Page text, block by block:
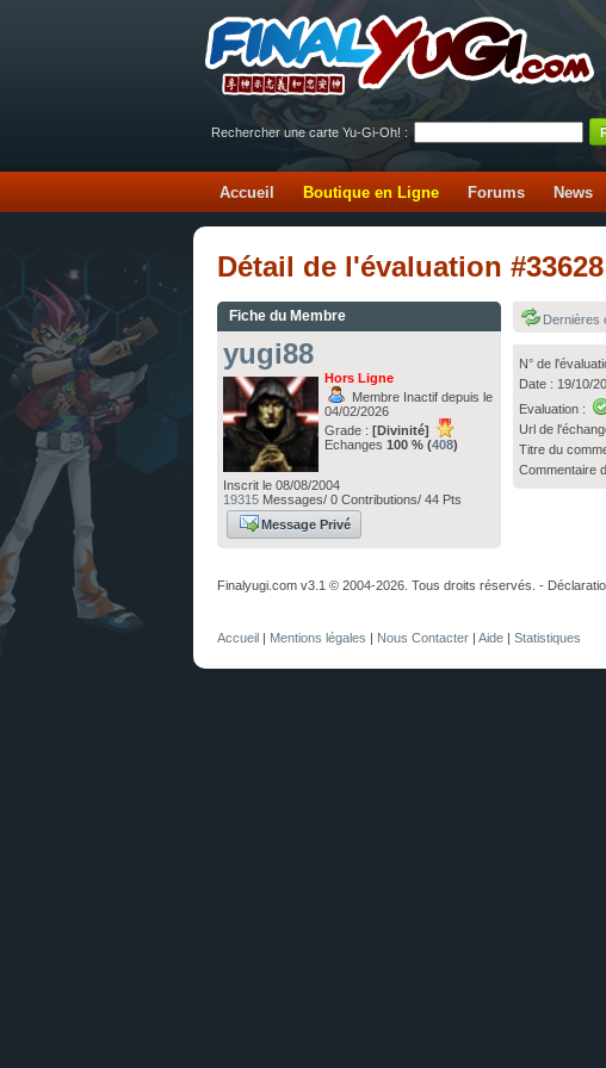
Rechercher une carte Yu-Gi-Oh! :
Accueil Boutique en Ligne Forums News
Détail de l'évaluation
Fiche du Membre
yugi88
Hors Ligne
Membre Inactif depuis le
04/02/2026
Grade : [Divinité]
Echanges 100 % (408)
Inscrit le 08/08/2004
19315 Messages/ 0 Contributions/ 44 Pts
Message Privé
Dernières
N° de
Date : 19/10/
Evaluation :
Url de
Titre du
Commentaire
Finalyugi.com v3.1 © 2004-2026. Tous droits réservés. -
Accueil | Mentions légales | Nous Contacter | Aide | Statistiques